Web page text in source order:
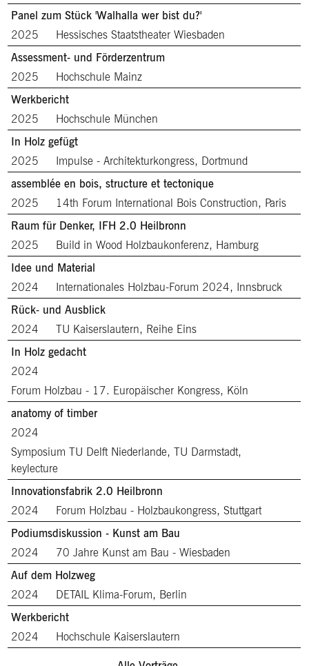
Panel zum Stück 'Walhalla wer bist du?'
2025
Hessisches Staatstheater Wiesbaden
Assessment- und Förderzentrum
2025
Hochschule Mainz
Werkbericht
2025
Hochschule München
In Holz gefügt
2025
Impulse - Architekturkongress, Dortmund
assemblée en bois, structure et tectonique
2025
14th Forum International Bois Construction, Paris
Raum für Denker, IFH 2.0 Heilbronn
2025
Build in Wood Holzbaukonferenz, Hamburg
Idee und Material
2024
Internationales Holzbau-Forum 2024, Innsbruck
Rück- und Ausblick
2024
TU Kaiserslautern, Reihe Eins
In Holz gedacht
2024
Forum Holzbau - 17. Europäischer Kongress, Köln
anatomy of timber
2024
Symposium TU Delft Niederlande, TU Darmstadt,
keylecture
Innovationsfabrik 2.0 Heilbronn
2024
Forum Holzbau - Holzbaukongress, Stuttgart
Podiumsdiskussion - Kunst am Bau
2024
70 Jahre Kunst am Bau - Wiesbaden
Auf dem Holzweg
2024
DETAIL Klima-Forum, Berlin
Werkbericht
2024
Hochschule Kaiserslautern